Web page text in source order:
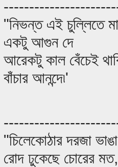
"নিভন্ত এই চুল্লিতে মা
একটু আগুন দে
আরেকটু কাল বেঁচেই
বাঁচার আনন্দে৷'
"চিলেকোঠার দরজা
রোদ ঢুকেছে চোরের মত,